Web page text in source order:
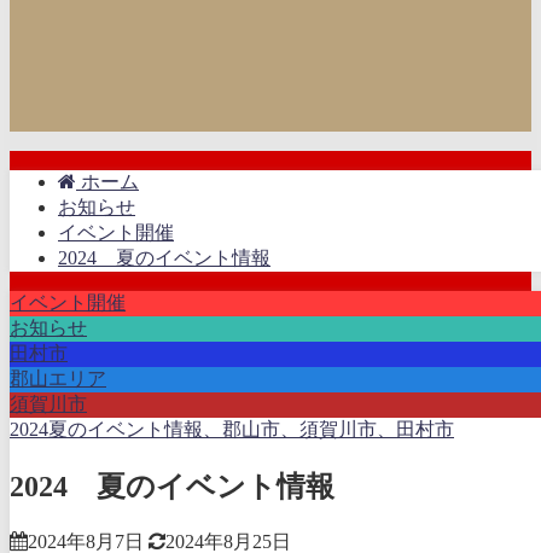
ホーム
お知らせ
イベント開催
2024 夏のイベント情報
イベント開催
お知らせ
田村市
郡山エリア
須賀川市
2024夏のイベント情報、郡山市、須賀川市、田村市
2024 夏のイベント情報
2024年8月7日 2024年8月25日